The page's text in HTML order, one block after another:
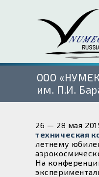
ООО
им. П.И.
26 — 28 мая
техническая
летнему
На